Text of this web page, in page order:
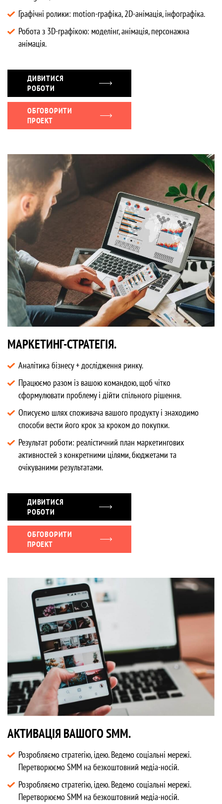
Графічні ролики: motion-графіка, 2D-анімація, інфографіка.
Робота з 3D-графікою: моделінг, анімація, персонажна
анімація.
ДИВИТИСЯ
РОБОТИ
ОБГОВОРИТИ
ПРОЕКТ
МАРКЕТИНГ-СТРАТЕГІЯ.
Аналітика бізнесу + дослідження ринку.
Працюємо разом із вашою командою, щоб чітко
сформулювати проблему і дійти спільного рішення.
Описуємо шлях споживача вашого продукту і знаходимо
способи вести його крок за кроком до покупки.
Результат роботи: реалістичний план маркетингових
активностей з конкретними цілями, бюджетами та
очікуваними результатами.
ДИВИТИСЯ
РОБОТИ
ОБГОВОРИТИ
ПРОЕКТ
АКТИВАЦІЯ ВАШОГО SMM.
Розробляємо стратегію, ідею. Ведемо соціальні мережі.
Перетворюємо SMM на безкоштовний медіа-носій.
Розробляємо стратегію, ідею. Ведемо соціальні мережі.
Перетворюємо SMM на безкоштовний медіа-носій.